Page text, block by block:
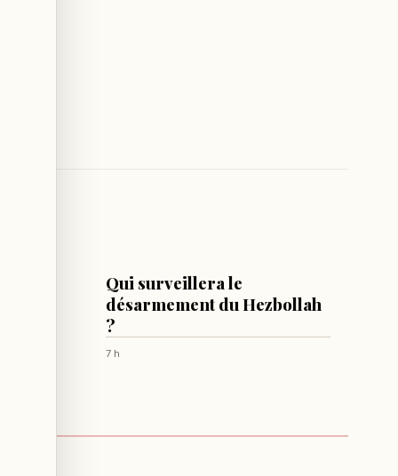
Qui surveillera le
désarmement du Hezbollah
?
7 h